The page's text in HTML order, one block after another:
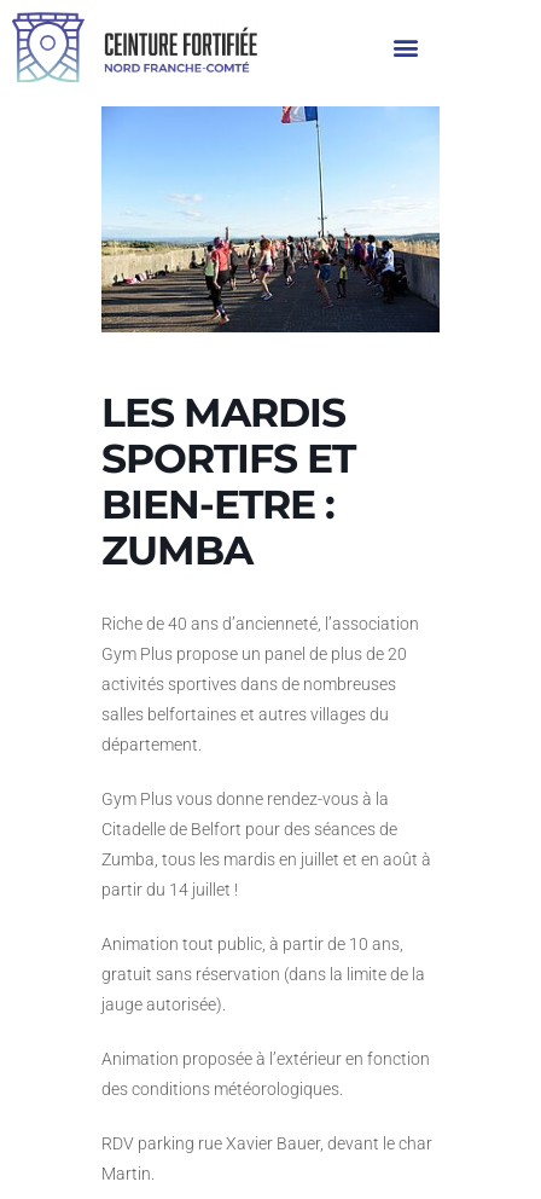
LES MARDIS
SPORTIFS ET
BIEN-ETRE :
ZUMBA
Riche de 40 ans d’ancienneté, l’association
Gym Plus propose un panel de plus de 20
activités sportives dans de nombreuses
salles belfortaines et autres villages du
département.
Gym Plus vous donne rendez-vous à la
Citadelle de Belfort pour des séances de
Zumba, tous les mardis en juillet et en août à
partir du 14 juillet !
Animation tout public, à partir de 10 ans,
gratuit sans réservation (dans la limite de la
jauge autorisée).
Animation proposée à l’extérieur en fonction
des conditions météorologiques.
RDV parking rue Xavier Bauer, devant le char
Martin.